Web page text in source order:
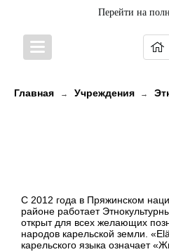
Перейти на
Главная → Учреждения →
С 2012 года в Пряжинском
районе работает
открыт для всех желающих
народов карельской земли.
карельского языка означает